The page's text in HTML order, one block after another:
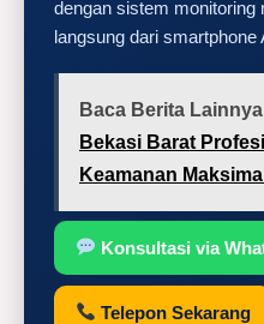
dengan sistem monitoring
langsung dari smartphone
Baca Berita
Bekasi Barat
Keamanan Maksimal
Konsultasi via
Telepon Sekarang